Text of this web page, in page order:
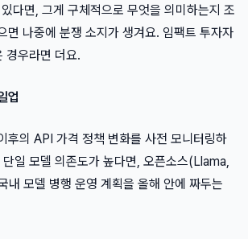
다면, 그게 구체적으로 무엇을 의미하는지 조
면 나중에 분쟁 소지가 생겨요. 임팩트 투자자
경우라면 더요.
업
후의 API 가격 정책 변화를 사전 모니터링하
일 모델 의존도가 높다면, 오픈소스(Llama,
내 모델 병행 운영 계획을 올해 안에 짜두는